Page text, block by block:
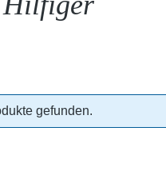
gefunden.